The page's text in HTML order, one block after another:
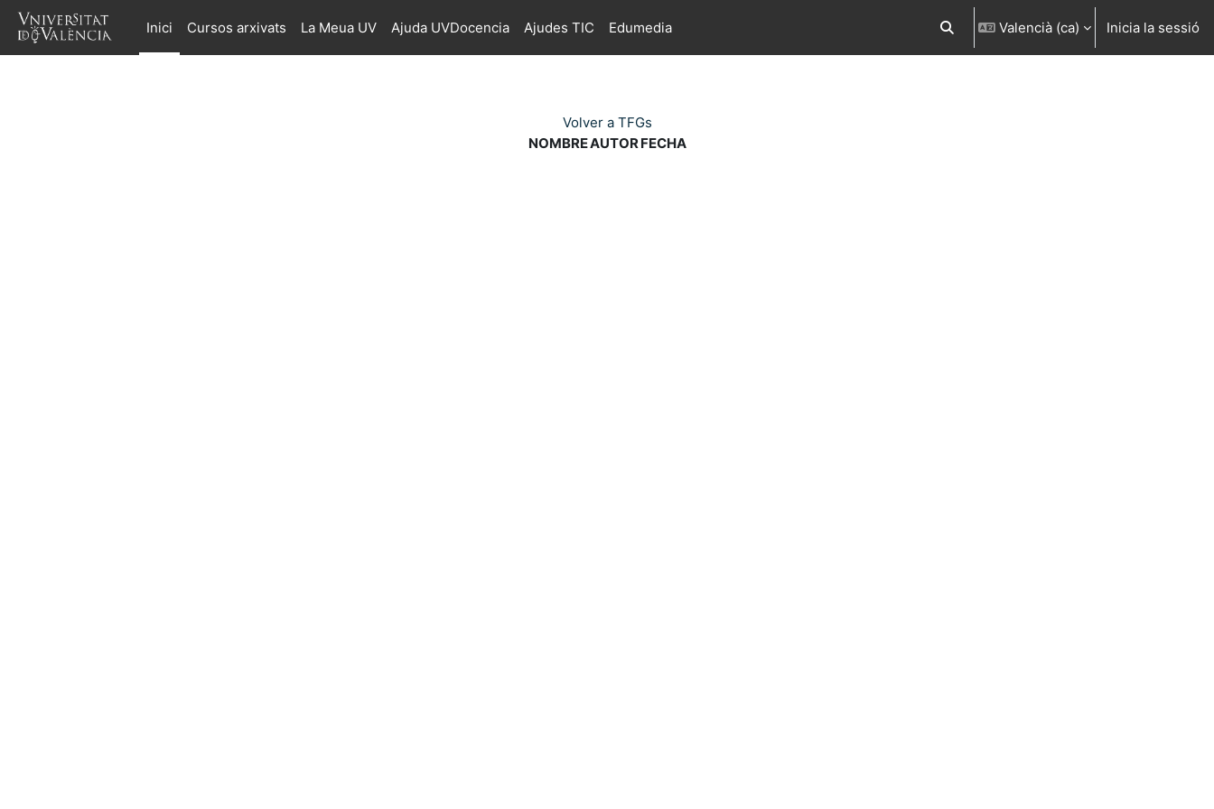
Ves al contingut principal
Inici
Cursos arxivats La Meua UV Ajuda UVDocencia Ajudes TIC Edumedia Commuta l'entrada de la cerca
Valencià ‎(ca)‎ Inicia la sessió
Volver a TFGs
NOMBREAUTORFECHA